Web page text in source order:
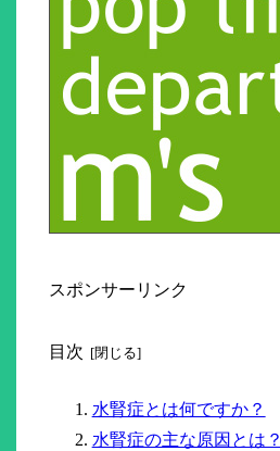
スポンサーリンク
目次
水腎症とは何ですか？
水腎症の主な原因とは？